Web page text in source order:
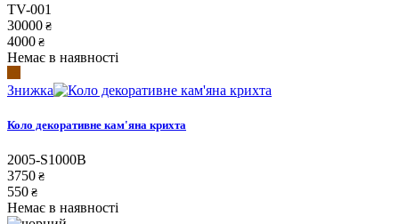
TV-001
30000 ₴
4000 ₴
Немає в наявності
Знижка
Коло декоративне кам'яна крихта
2005-S1000B
3750 ₴
550 ₴
Немає в наявності